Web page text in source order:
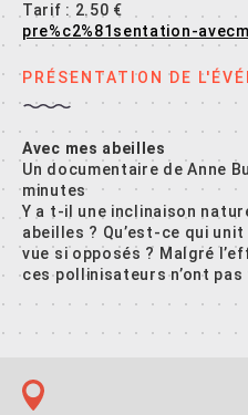
Tarif : 2.50 €
pre%c2%81sentation-
PRÉSENTATION DE
Avec mes abeilles
Un documentaire de Anne
minutes
Y a t-il une inclinaison
abeilles ? Qu’est-ce qui
vue si opposés ? Malgré
ces pollinisateurs n’ont